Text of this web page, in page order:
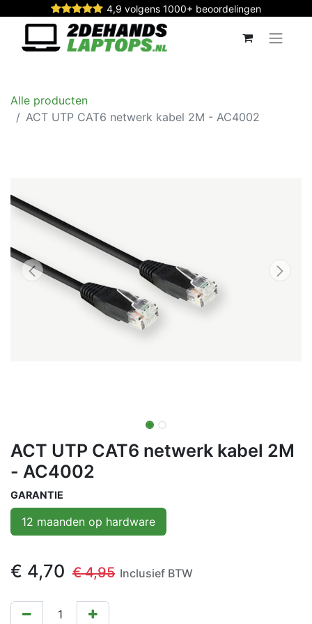
4,9 volgens 1000+ beoordelingen
Alle producten
ACT UTP CAT6 netwerk kabel 2M - AC4002
ACT UTP CAT6 netwerk kabel 2M
- AC4002
GARANTIE
12 maanden op hardware
€ 4,70 €4,95 Inclusief BTW